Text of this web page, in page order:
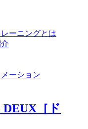
ーニングとは
ーション